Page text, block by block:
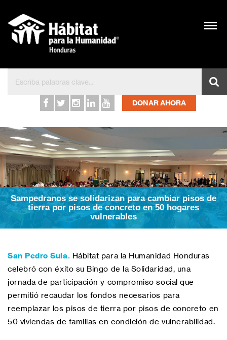
DONAR AHORA
Sampedranos se solidarizan para cambiar pisos de
tierra por pisos de concreto en 50 hogares
vulnerables
San Pedro Sula. Hábitat para la Humanidad Honduras
celebró con éxito su Bingo de la Solidaridad, una
jornada de participación y compromiso social que
permitió recaudar los fondos necesarios para
reemplazar los pisos de tierra por pisos de concreto en
50 viviendas de familias en condición de vulnerabilidad.